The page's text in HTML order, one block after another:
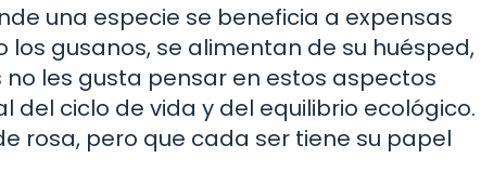
una especie se beneficia a expensas
gusanos, se alimentan de su huésped,
les gusta pensar en estos aspectos
del ciclo de vida y del equilibrio ecológico.
rosa, pero que cada ser tiene su papel